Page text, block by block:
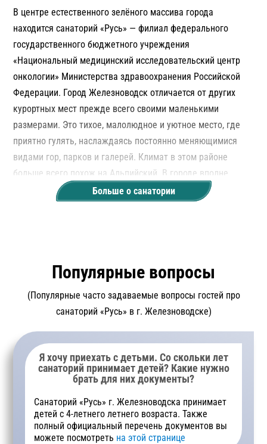
В центре естественного зелёного массива города
находится санаторий «Русь» — филиал федерального
государственного бюджетного учреждения
«Национальный медицинский исследовательский центр
онкологии» Министерства здравоохранения Российской
Федерации. Город Железноводск отличается от других
курортных мест прежде всего своими маленькими
размерами. Это тихое, малолюдное и уютное место, где
приятно гулять, наслаждаясь постоянно меняющимися
видами гор, парков и галерей. Климат в этом районе
больше всего похож на Альпийский. В городе вполне
комфортно находиться во все времена года, так как здесь
нет резких холодных ветров, затяжных дождей, морозов и
В санатории «Русь» есть условия как для экономного
проживания, так и для максимально комфортного. Весь
номерной фонд санатория недавно отремонтирован,
установлена качественная мебель. Из окон видны горы,
море зелени и, как правило солнце, так как солнечных
дней в Железноводске очень много.
Больше о санатории
Популярные вопросы
(Популярные часто задаваемые вопросы гостей про
санаторий «Русь» в г. Железноводске)
Я хочу приехать с детьми. Со скольки лет
санаторий принимает детей? Какие нужно
брать для них документы?
Санаторий «Русь» г. Железноводска принимает
детей с 4-летнего летнего возраста. Также
полный официальный перечень документов вы
можете посмотреть на этой странице